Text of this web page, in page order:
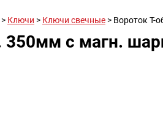
> Ключи > Ключи свечные > Вороток T-
350мм с магн.